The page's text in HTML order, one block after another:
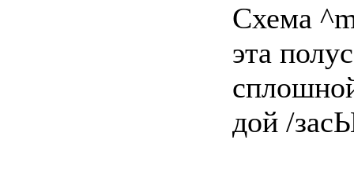
Схема
эта
дой /